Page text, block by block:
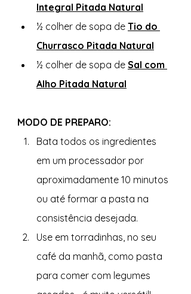
Integral Pitada Natural
½ colher de sopa de Tio do
Churrasco Pitada Natural
½ colher de sopa de Sal com
Alho Pitada Natural
MODO DE PREPARO:
Bata todos os ingredientes
em um processador por
aproximadamente 10 minutos
ou até formar a pasta na
consistência desejada.
Use em torradinhas, no seu
café da manhã, como pasta
para comer com legumes